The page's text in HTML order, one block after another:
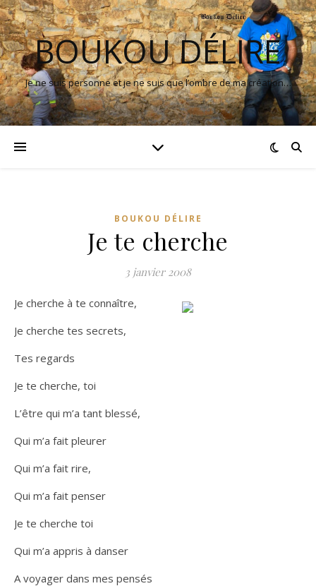
BOUKOU DÉLIRE
Je ne suis personne et je ne suis que l’ombre de ma création…
BOUKOU DÉLIRE
Je te cherche
3 janvier 2008
Je cherche à te connaître,
Je cherche tes secrets,
Tes regards
Je te cherche, toi
L’être qui m’a tant blessé,
Qui m’a fait pleurer
Qui m’a fait rire,
Qui m’a fait penser
Je te cherche toi
Qui m’a appris à danser
A voyager dans mes pensés